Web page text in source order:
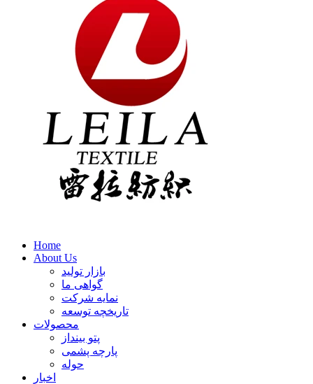
Home
About Us
بازار تولید
گواهی ما
نمایه شرکت
تاریخچه توسعه
محصولات
پتو بینداز
پارچه پشمی
حوله
اخبار